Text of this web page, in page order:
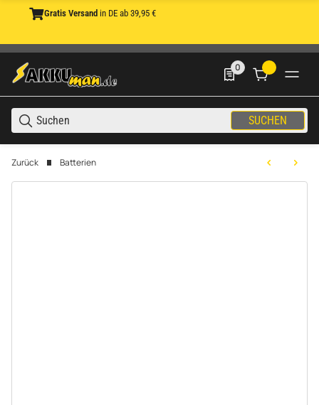
Gratis Versand in DE ab 39,95 €
SUCHEN
0
0 Produkte in der
Zurück Batterien